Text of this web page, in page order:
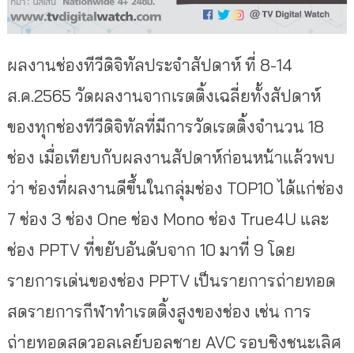
ผลงานช่องทีวีดิจิทัลประจำสัปดาห์ ที่ 8-14
ส.ค.2565 วัดผลงานจากเรตติ้งเฉลี่ยทั้งสัปดาห์
ของทุกช่องทีวีดิจิทัลที่มีการวัดเรตติ้งจำนวน 18
ช่อง เมื่อเทียบกับผลงานสัปดาห์ก่อนหน้าแล้วพบ
ว่า ช่องที่ผลงานดีขึ้นในกลุ่มช่อง TOP10 ได้แก่ช่อง
7 ช่อง 3 ช่อง One ช่อง Mono ช่อง True4U และ
ช่อง PPTV ที่ขยับอันดับจาก 10 มาที่ 9 โดย
รายการเด่นของช่อง PPTV เป็นรายการถ่ายทอด
สดรายการกีฬาทำเรตติ้งสูงของช่อง เช่น การ
ถ่ายทอดสดวอลเลย์บอลชาย AVC รอบชิงชนะเลิศ